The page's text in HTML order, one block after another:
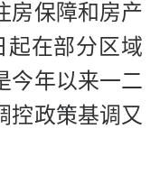
房保障和房产
起在部分区域
今年以来一二
控政策基调又